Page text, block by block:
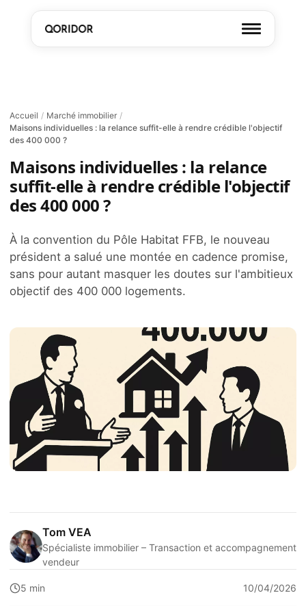
Accueil / Marché immobilier /
Maisons individuelles : la relance suffit-elle à rendre crédible l'objectif
des 400 000 ?
Maisons individuelles : la relance
suffit-elle à rendre crédible l'objectif
des 400 000 ?
À la convention du Pôle Habitat FFB, le nouveau
président a salué une montée en cadence promise,
sans pour autant masquer les doutes sur l'ambitieux
objectif des 400 000 logements.
Tom VEA
Spécialiste immobilier – Transaction et accompagnement
vendeur
5 min 10/04/2026